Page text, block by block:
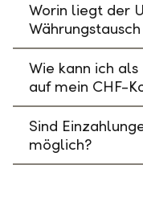
Worin liegt der
Wie kann ich
auf mein CHF-
Sind
möglich?